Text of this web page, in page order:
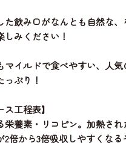
た飲み口がなんとも自然な
しみください！
マイルドで食べやすい、人
っぷり！
ス工程表】
栄養素・リコピン。加熱され
2倍から3倍吸収しやすくなる